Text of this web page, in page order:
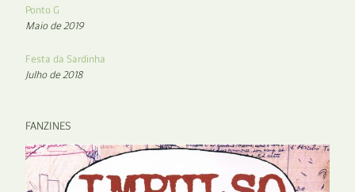
Ponto G
Maio de 2019
Festa da Sardinha
Julho de 2018
FANZINES